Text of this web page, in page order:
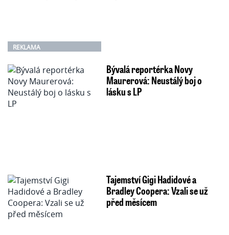
REKLAMA
Bývalá reportérka Novy
Maurerová: Neustálý boj o
lásku s LP
Tajemství Gigi Hadidové a
Bradley Coopera: Vzali se už
před měsícem